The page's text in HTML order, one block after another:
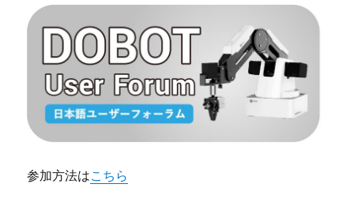
参加方法はこちら